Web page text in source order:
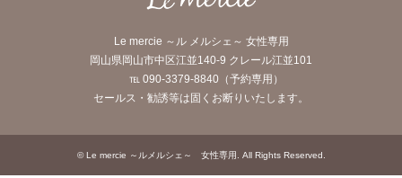
Le mercie ～ル メルシェ～ 女性専用
岡山県岡山市中区江並140-9 クレール江並101
℡ 090-3379-8840（予約専用）
セールス・勧誘等は固くお断りいたします。
©Le mercie ～ルメルシェ～ 女性専用 . All Rights Reserved.